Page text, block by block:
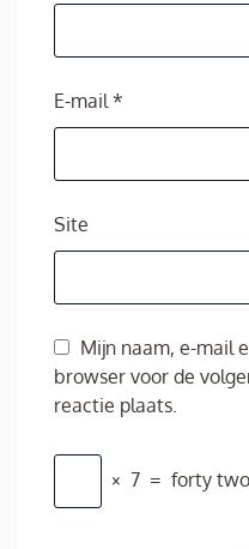
E-mail*
Site
Mijn naam, e-mail
browser voor de
reactie plaats.
× 7 = forty two